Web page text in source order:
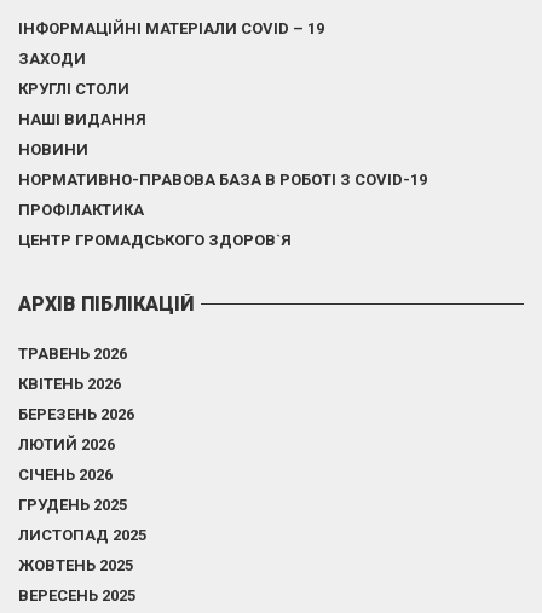
ІНФОРМАЦІЙНІ МАТЕРІАЛИ COVID – 19
ЗАХОДИ
КРУГЛІ СТОЛИ
НАШІ ВИДАННЯ
НОВИНИ
НОРМАТИВНО-ПРАВОВА БАЗА В РОБОТІ З COVID-19
ПРОФІЛАКТИКА
ЦЕНТР ГРОМАДСЬКОГО ЗДОРОВ`Я
АРХІВ ПІБЛІКАЦІЙ
ТРАВЕНЬ 2026
КВІТЕНЬ 2026
БЕРЕЗЕНЬ 2026
ЛЮТИЙ 2026
СІЧЕНЬ 2026
ГРУДЕНЬ 2025
ЛИСТОПАД 2025
ЖОВТЕНЬ 2025
ВЕРЕСЕНЬ 2025